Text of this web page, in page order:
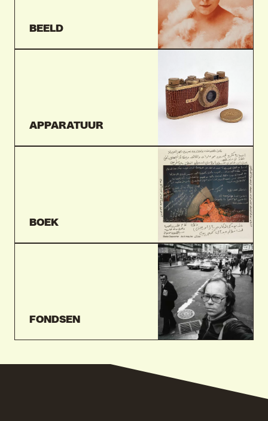
BEELD
APPARATUUR
BOEK
FONDSEN
VIND EXPO’S, ACTIVITEITEN & INFORMATIE